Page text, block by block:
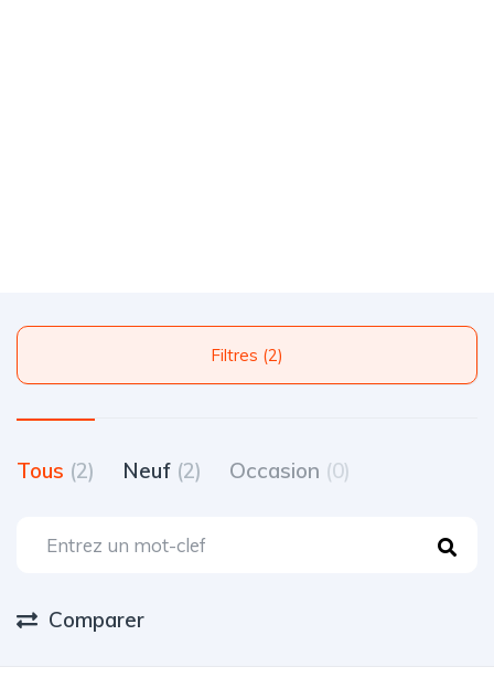
Filtres (2)
Tous (2) Neuf (2) Occasion (0)
Comparer